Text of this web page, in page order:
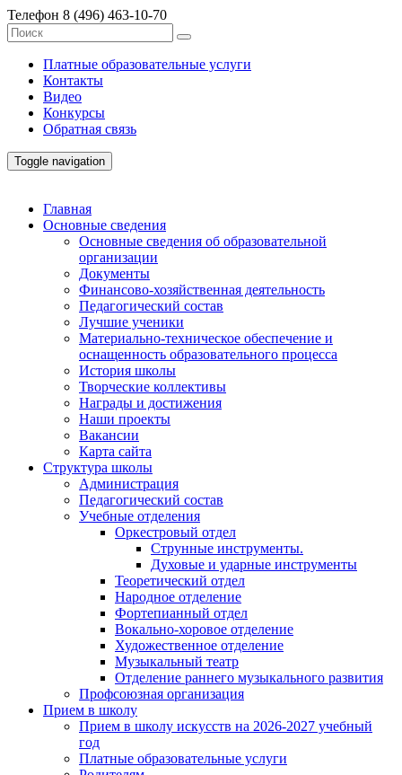
Телефон 8 (496) 463-10-70
Платные образовательные услуги
Контакты
Видео
Конкурсы
Обратная связь
Toggle navigation
Главная
Основные сведения
Основные сведения об образовательной
организации
Документы
Финансово-хозяйственная деятельность
Педагогический состав
Лучшие ученики
Материально-техническое обеспечение и
оснащенность образовательного процесса
История школы
Творческие коллективы
Награды и достижения
Наши проекты
Вакансии
Карта сайта
Структура школы
Администрация
Педагогический состав
Учебные отделения
Оркестровый отдел
Струнные инструменты.
Духовые и ударные инструменты
Теоретический отдел
Народное отделение
Фортепианный отдел
Вокально-хоровое отделение
Художественное отделение
Музыкальный театр
Отделение раннего музыкального развития
Профсоюзная организация
Прием в школу
Прием в школу искусств на 2026-2027 учебный
год
Платные образовательные услуги